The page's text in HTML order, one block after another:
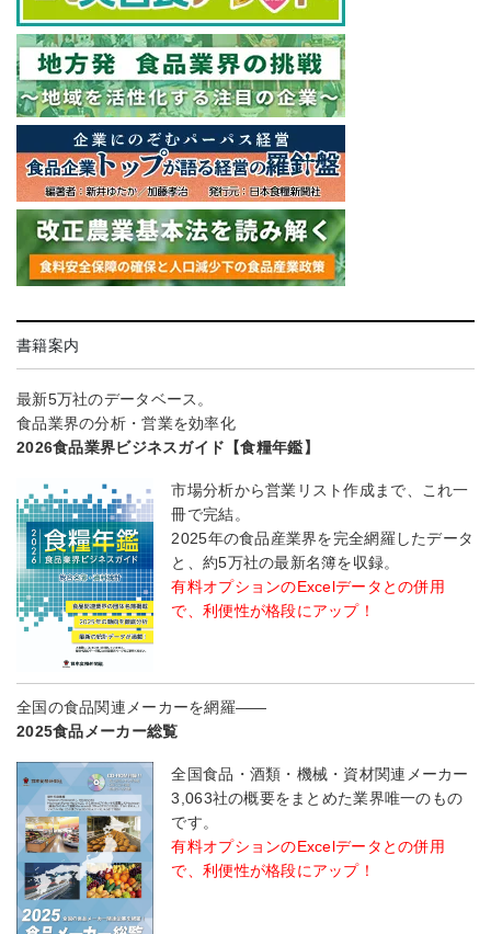
書籍案内
最新5万社のデータベース。
食品業界の分析・営業を効率化
2026食品業界ビジネスガイド【食糧年鑑】
市場分析から営業リスト作成まで、これ一
冊で完結。
2025年の食品産業界を完全網羅したデータ
と、約5万社の最新名簿を収録。
有料オプションのExcelデータとの併用
で、利便性が格段にアップ！
全国の食品関連メーカーを網羅――
2025食品メーカー総覧
全国食品・酒類・機械・資材関連メーカー
3,063社の概要をまとめた業界唯一のもの
です。
有料オプションのExcelデータとの併用
で、利便性が格段にアップ！